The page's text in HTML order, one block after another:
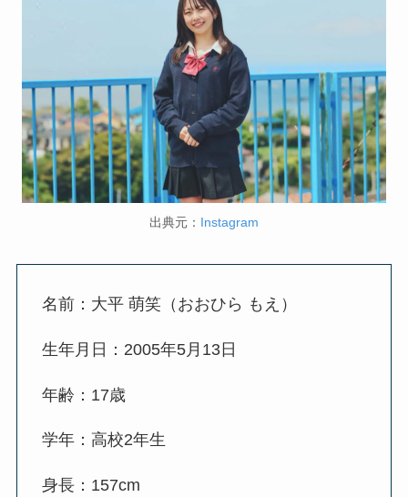
出典元： Instagram
名前：大平 萌笑（おおひら もえ）
生年月日：2005年5月13日
年齢：17歳
学年：高校2年生
身長：157cm